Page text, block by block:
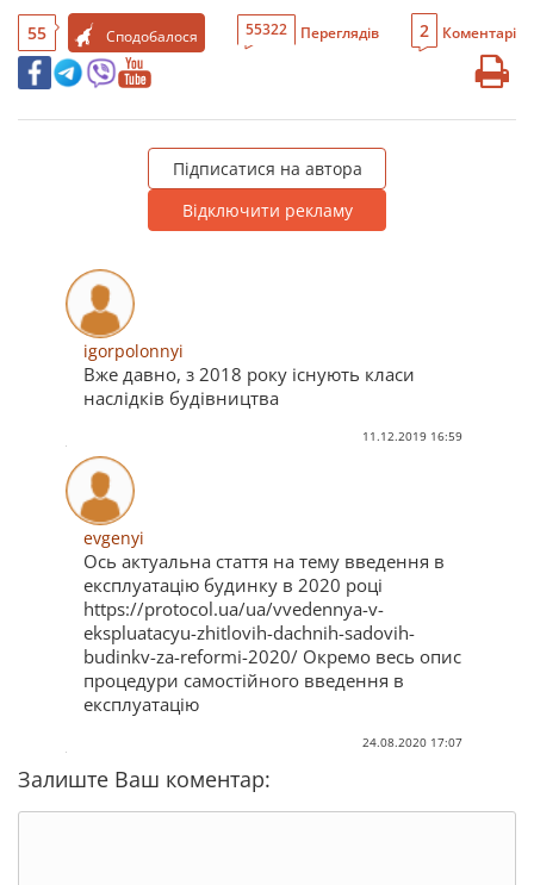
55 Сподобалося 55322 Переглядів 2 Коментарі
Підписатися на автора
Відключити рекламу
igorpolonnyi
Вже давно, з 2018 року існують класи
наслідків будівництва
11.12.2019 16:59
evgenyi
Ось актуальна стаття на тему введення в
експлуатацію будинку в 2020 році
https://protocol.ua/ua/vvedennya-v-
ekspluatacyu-zhitlovih-dachnih-sadovih-
budinkv-za-reformi-2020/ Окремо весь опис
процедури самостійного введення в
експлуатацію
24.08.2020 17:07
Залиште Ваш коментар: